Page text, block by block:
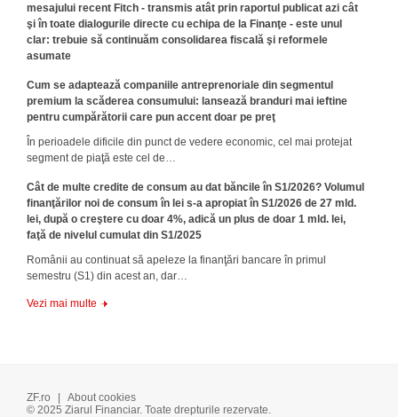
mesajului recent Fitch - transmis atât prin raportul publicat azi cât
şi în toate dialogurile directe cu echipa de la Finanţe - este unul
clar: trebuie să continuăm consolidarea fiscală şi reformele
asumate
Cum se adaptează companiile antreprenoriale din segmentul
premium la scăderea consumului: lansează branduri mai ieftine
pentru cumpărătorii care pun accent doar pe preţ
În perioadele dificile din punct de vedere economic, cel mai protejat
segment de piaţă este cel de…
Cât de multe credite de consum au dat băncile în S1/2026? Volumul
finanţărilor noi de consum în lei s-a apropiat în S1/2026 de 27 mld.
lei, după o creştere cu doar 4%, adică un plus de doar 1 mld. lei,
faţă de nivelul cumulat din S1/2025
Românii au continuat să apeleze la finanţări bancare în primul
semestru (S1) din acest an, dar…
Vezi mai multe
ZF.ro |
About cookies
© 2025 Ziarul Financiar. Toate drepturile rezervate.